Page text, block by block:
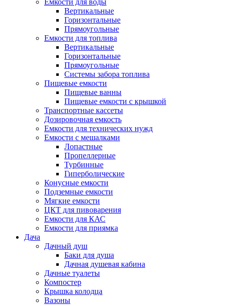
Емкости для воды
Вертикальные
Горизонтальные
Прямоугольные
Емкости для топлива
Вертикальные
Горизонтальные
Прямоугольные
Системы забора топлива
Пищевые емкости
Пищевые ванны
Пищевые емкости с крышкой
Транспортные кассеты
Дозировочная емкость
Емкости для технических нужд
Емкости с мешалками
Лопастные
Пропеллерные
Турбинные
Гиперболические
Конусные емкости
Подземные емкости
Мягкие емкости
ЦКТ для пивоварения
Емкости для КАС
Емкости для приямка
Дача
Дачный душ
Баки для душа
Дачная душевая кабина
Дачные туалеты
Компостер
Крышка колодца
Вазоны